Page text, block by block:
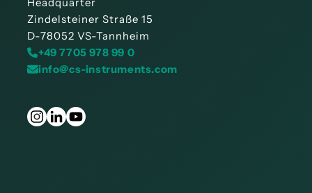
Zindelsteiner Straße 15
D-78052 VS-Tannheim
+49 7705 978 99 0
info@cs-instruments.com